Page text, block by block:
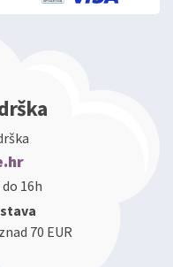
16h
70 EUR